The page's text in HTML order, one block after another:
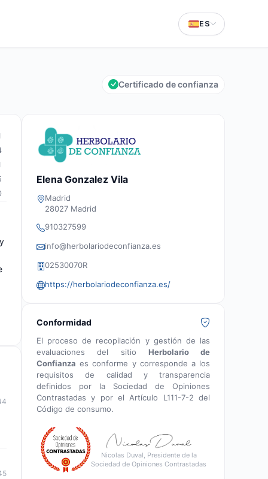
ES
Certificado de confianza
Elena Gonzalez Vila
Madrid
28027 Madrid
910327599
info@herbolariodeconfianza.es
02530070R
https://herbolariodeconfianza.es/
Conformidad
El proceso de recopilación y gestión de las
evaluaciones del sitio Herbolario de
Confianza es conforme y corresponde a los
requisitos de calidad y transparencia
definidos por la Sociedad de Opiniones
Contrastadas y por el Artículo L111-7-2 del
Código de consumo.
Nicolas Duval, Presidente de la
Sociedad de Opiniones Contrastadas